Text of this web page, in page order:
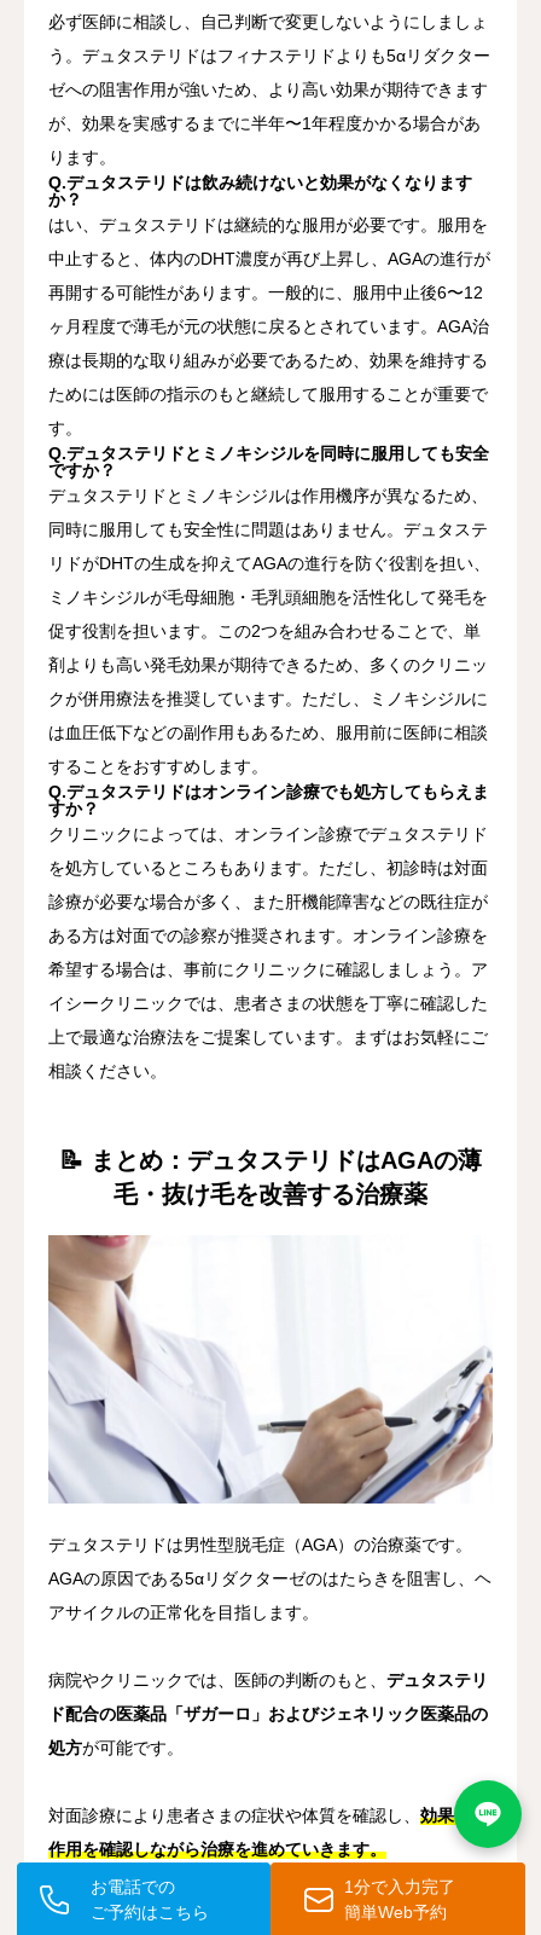
必ず医師に相談し、自己判断で変更しないようにしましょ
う。デュタステリドはフィナステリドよりも5αリダクター
ゼへの阻害作用が強いため、より高い効果が期待できます
が、効果を実感するまでに半年〜1年程度かかる場合があ
ります。
Q.デュタステリドは飲み続けないと効果がなくなります
か？
はい、デュタステリドは継続的な服用が必要です。服用を
中止すると、体内のDHT濃度が再び上昇し、AGAの進行が
再開する可能性があります。一般的に、服用中止後6〜12
ヶ月程度で薄毛が元の状態に戻るとされています。AGA治
療は長期的な取り組みが必要であるため、効果を維持する
ためには医師の指示のもと継続して服用することが重要で
す。
Q.デュタステリドとミノキシジルを同時に服用しても安全
ですか？
デュタステリドとミノキシジルは作用機序が異なるため、
同時に服用しても安全性に問題はありません。デュタステ
リドがDHTの生成を抑えてAGAの進行を防ぐ役割を担い、
ミノキシジルが毛母細胞・毛乳頭細胞を活性化して発毛を
促す役割を担います。この2つを組み合わせることで、単
剤よりも高い発毛効果が期待できるため、多くのクリニッ
クが併用療法を推奨しています。ただし、ミノキシジルに
は血圧低下などの副作用もあるため、服用前に医師に相談
することをおすすめします。
Q.デュタステリドはオンライン診療でも処方してもらえま
すか？
クリニックによっては、オンライン診療でデュタステリド
を処方しているところもあります。ただし、初診時は対面
診療が必要な場合が多く、また肝機能障害などの既往症が
ある方は対面での診察が推奨されます。オンライン診療を
希望する場合は、事前にクリニックに確認しましょう。ア
イシークリニックでは、患者さまの状態を丁寧に確認した
上で最適な治療法をご提案しています。まずはお気軽にご
相談ください。
📝 まとめ：デュタステリドはAGAの薄
毛・抜け毛を改善する治療薬
デュタステリドは男性型脱毛症（AGA）の治療薬です。
AGAの原因である5αリダクターゼのはたらきを阻害し、ヘ
アサイクルの正常化を目指します。
病院やクリニックでは、医師の判断のもと、 デュタステリ
ド配合の医薬品「ザガーロ」およびジェネリック医薬品の
処方が可能です。
対面診療により患者さまの症状や体質を確認し、 効果や副
作用を確認しながら治療を進めていきます。
薄毛や抜け毛でお悩みの方は、一度医療機関へご相談くだ
お電話での
ご予約はこちら
1分で入力完了
簡単Web予約